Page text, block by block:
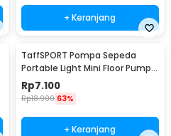
+ Keranjang
TaffSPORT Pompa Sepeda
Portable Light Mini Floor Pump
Aluminium - PM02
Rp7.100
Rp18.900 63%
+ Keranjang